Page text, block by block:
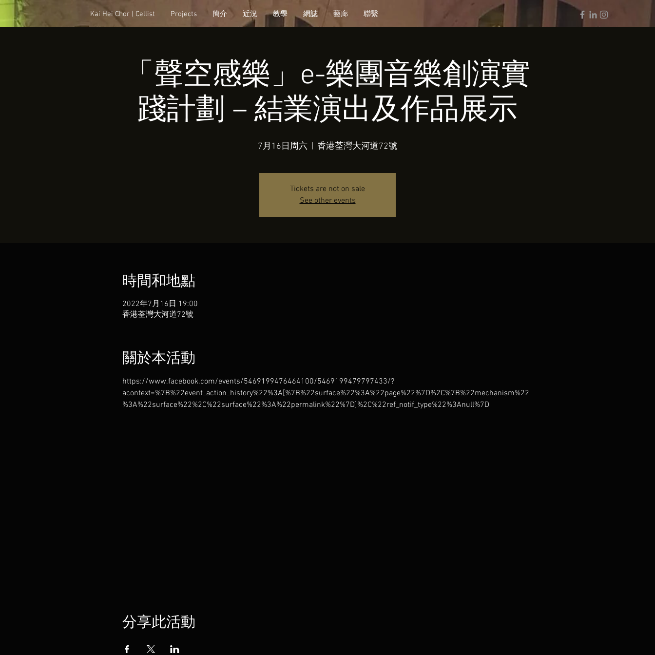
Kai Hei Chor | Cellist Projects 簡介 近況 教學 網誌 藝廊 聯繫
「聲空感樂」e-樂團音樂創演實
踐計劃 – 結業演出及作品展示
7月16日周六 香港荃灣大河道72號
Tickets are not on sale
See other events
時間和地點
2022年7月16日 19:00
香港荃灣大河道72號
關於本活動
https://www.facebook.com/events/5469199476464100/5469199479797433/?
acontext=%7B%22event_action_history%22%3A[%7B%22surface%22%3A%22page%22%7D%2C%7B%22mechanism%22
%3A%22surface%22%2C%22surface%22%3A%22permalink%22%7D]%2C%22ref_notif_type%22%3Anull%7D
分享此活動